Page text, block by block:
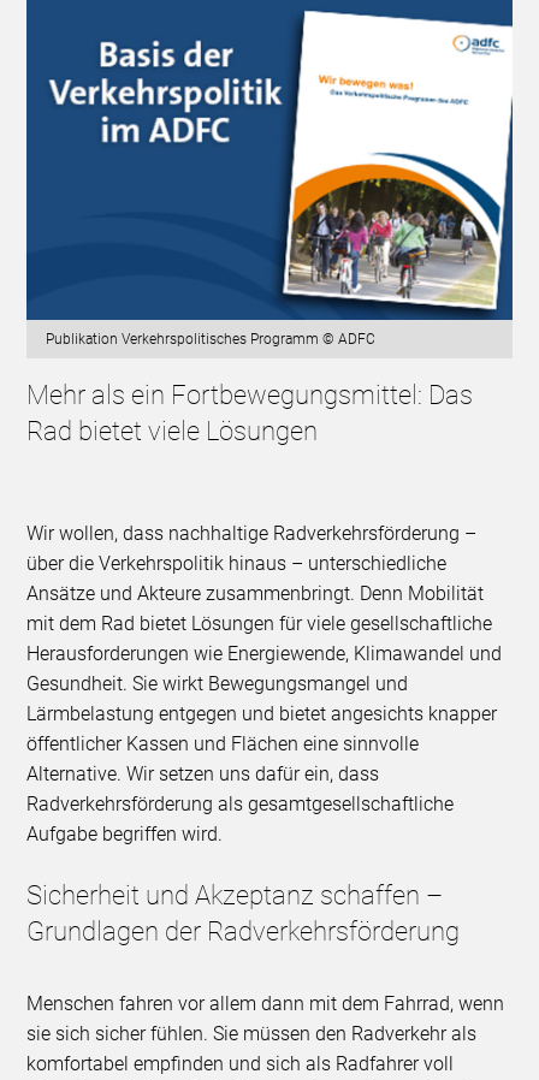
Publikation Verkehrspolitisches Programm © ADFC
Mehr als ein Fortbewegungsmittel: Das
Rad bietet viele Lösungen
Wir wollen, dass nachhaltige Radverkehrsförderung –
über die Verkehrspolitik hinaus – unterschiedliche
Ansätze und Akteure zusammenbringt. Denn Mobilität
mit dem Rad bietet Lösungen für viele gesellschaftliche
Herausforderungen wie Energiewende, Klimawandel und
Gesundheit. Sie wirkt Bewegungsmangel und
Lärmbelastung entgegen und bietet angesichts knapper
öffentlicher Kassen und Flächen eine sinnvolle
Alternative. Wir setzen uns dafür ein, dass
Radverkehrsförderung als gesamtgesellschaftliche
Aufgabe begriffen wird.
Sicherheit und Akzeptanz schaffen –
Grundlagen der Radverkehrsförderung
Menschen fahren vor allem dann mit dem Fahrrad, wenn
sie sich sicher fühlen. Sie müssen den Radverkehr als
komfortabel empfinden und sich als Radfahrer voll